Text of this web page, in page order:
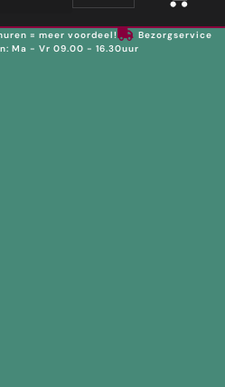
= meer voordeel!
Bezorgservice
Ma - Vr 09.00 - 16.30uur